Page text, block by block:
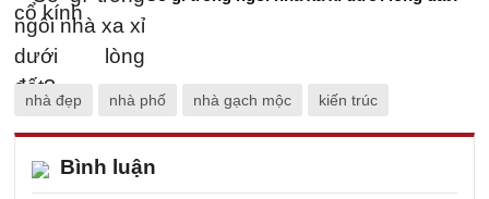
nhà đẹp nhà phố nhà gạch mộc kiến trúc
Bình luận